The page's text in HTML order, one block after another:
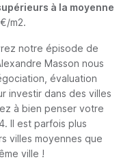
à la moyenne
m2.
notre épisode de
Masson nous
évaluation
investir dans des villes
à bien penser votre
Il est parfois plus
villes moyennes que
ville !